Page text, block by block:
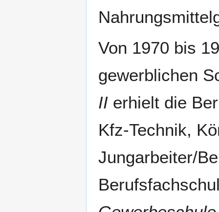
Von 1970 bis
gewerblichen
II erhielt die
Kfz-Technik,
Jungarbeiter/